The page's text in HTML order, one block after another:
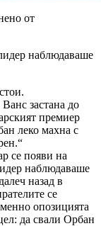
от
наблюдаваше
застана до
премиер
леко махна с
се появи на
наблюдаваше
назад в
се
опозицията
да свали Орбан